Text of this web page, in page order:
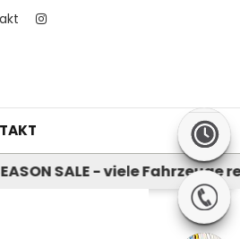
SALE - viele Fahrzeuge